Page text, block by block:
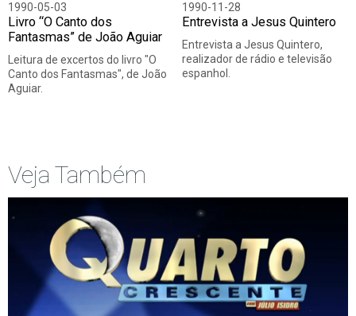
1990-05-03
Livro “O Canto dos
Fantasmas” de João Aguiar
Leitura de excertos do livro "O
Canto dos Fantasmas", de João
Aguiar.
1990-11-28
Entrevista a Jesus Quintero
Entrevista a Jesus Quintero,
realizador de rádio e televisão
espanhol.
Veja Também